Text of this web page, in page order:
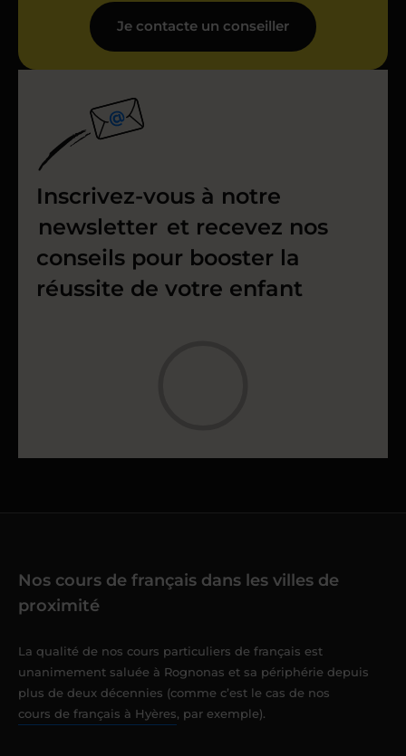
Je contacte un conseiller
Inscrivez-vous à notre
newsletter et recevez nos
conseils pour booster la
réussite de votre enfant
Nos cours de français dans les villes de
proximité
La qualité de nos cours particuliers de français est
unanimement saluée à Rognonas et sa périphérie depuis
plus de deux décennies (comme c’est le cas de nos
cours de français à Hyères, par exemple).